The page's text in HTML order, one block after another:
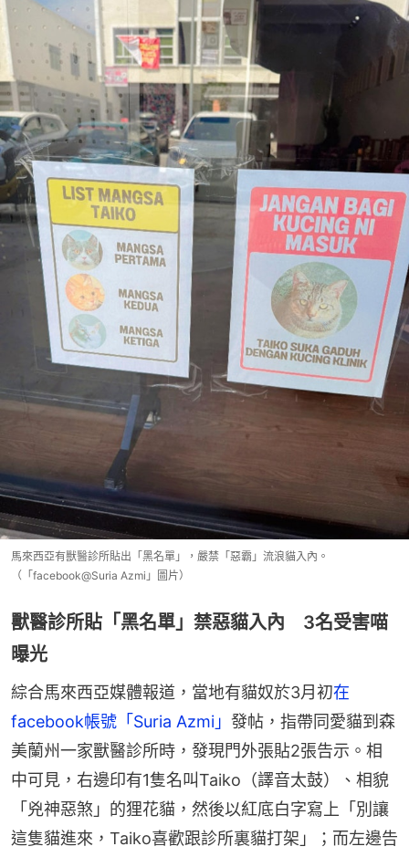
馬來西亞有獸醫診所貼出「黑名單」，嚴禁「惡霸」流浪貓入內。
（「facebook@Suria Azmi」圖片）
獸醫診所貼「黑名單」禁惡貓入內 3名受害喵
曝光
綜合馬來西亞媒體報道，當地有貓奴於3月初在
facebook帳號「Suria Azmi」 發帖，指帶同愛貓到森
美蘭州一家獸醫診所時，發現門外張貼2張告示。相
中可見，右邊印有1隻名叫Taiko（譯音太鼓）、相貌
「兇神惡煞」的狸花貓，然後以紅底白字寫上「別讓
這隻貓進來，Taiko喜歡跟診所裏貓打架」；而左邊告